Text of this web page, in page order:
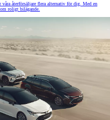
återförsäljare flera alternativ för dig. Med en
roligt bilägande.